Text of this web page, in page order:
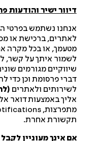
ישיר והודעות
נשתמש בפרטי הקשר
ברכישת או מכירת
או בכל מקרה אחר
איתך על קשר, להציע
מגורמים שונים,
פרסומת וכן כדי
ולאתרים(להלן –
באמצעות דואר
אחרת.
אינך מעוניין לקבל